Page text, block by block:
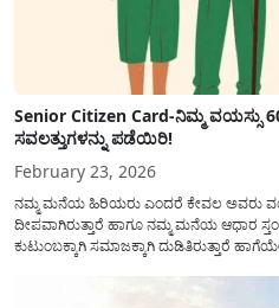
Senior Citizen Card-ನಿಮ್ಮ ವಯಸ್ಸು
ಸವಲತ್ತುಗಳನ್ನು ಪಡೆಯಿರಿ!
February 23, 2026
ನಮ್ಮ ಮನೆಯ ಹಿರಿಯರು ಎಂದರೆ ಕೇವಲ ಅವರು
ದೀಪವಾಗಿರುತ್ತಾರೆ ಹಾಗೂ ನಮ್ಮ ಮನೆಯ ಆಧಾರ
ಕುಟುಂಬಕ್ಕಾಗಿ ಸಮಾಜಕ್ಕಾಗಿ ದುಡಿತಿರುತ್ತಾರೆ
ಜೀವನವನ್ನು ನೆಮ್ಮದಿಯಿಂದ ಕಳೆಯಬೇಕೆಂಬುದು